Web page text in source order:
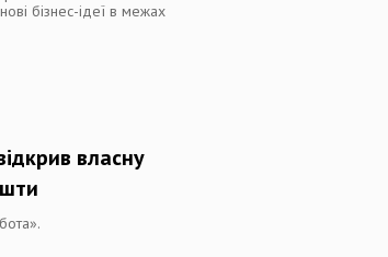
бізнес-ідеї в межах
власну